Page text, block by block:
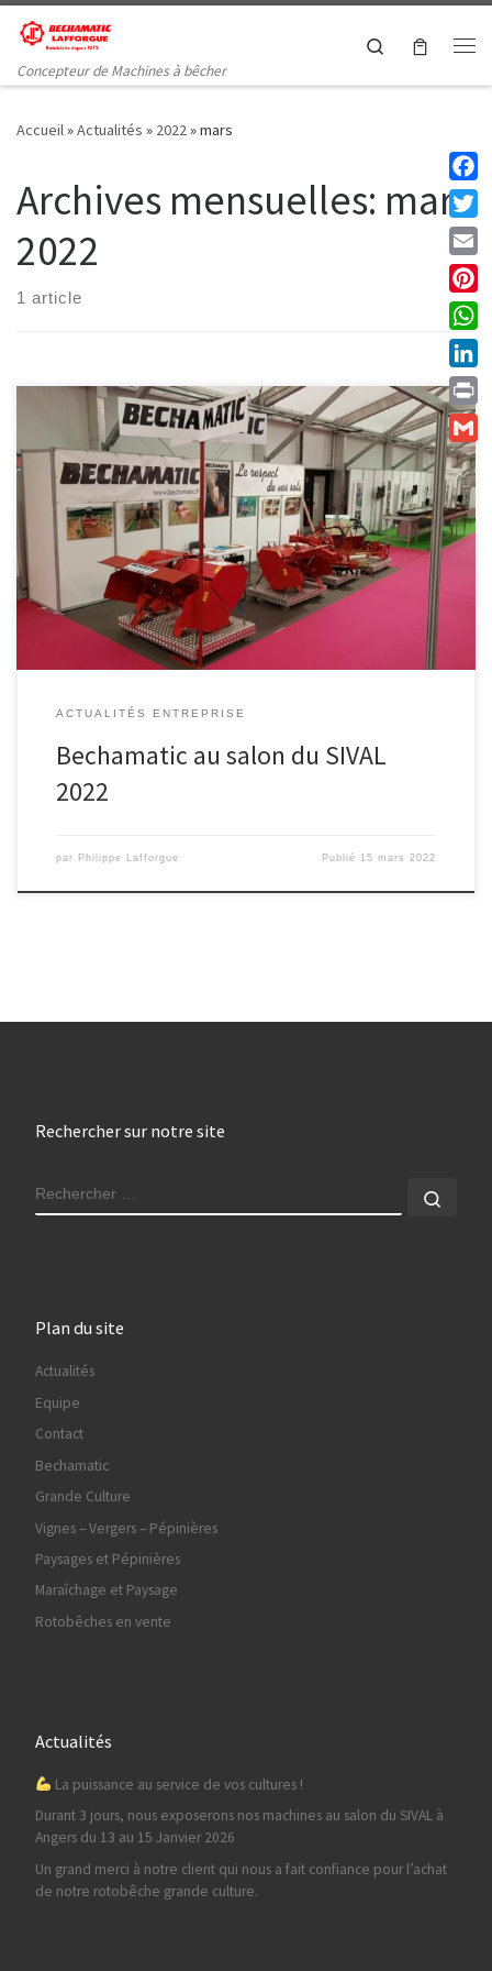
Passer au contenu
Concepteur de Machines à bêcher
Search
Accueil»Actualités » 2022»mars
Archives mensuelles: mars
2022
1 article
Bechamatic au Salon du SIVAL à Angers du 15 au 17 Mars 2022 HALL
B – ALLEE A – STAND […]
ACTUALITÉS ENTREPRISE
Bechamatic au salon du SIVAL
2022
par Philippe Lafforgue Publié 15 mars 2022
Rechercher sur notre site
RECHERCHER
Plan du site
Actualités
Equipe
Contact
Bechamatic
Grande Culture
Vignes – Vergers – Pépinières
Paysages et Pépinières
Maraîchage et Paysage
Rotobêches en vente
Actualités
La puissance au service de vos cultures !
Durant 3 jours, nous exposerons nos machines au salon du SIVAL à
Angers du 13 au 15 Janvier 2026
Un grand merci à notre client qui nous a fait confiance pour l’achat
de notre rotobêche grande culture.
Email
Print
Gmail